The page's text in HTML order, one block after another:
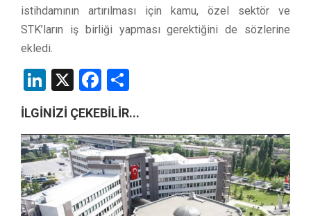
istihdamının artırılması için kamu, özel sektör ve
STK’ların iş birliği yapması gerektiğini de sözlerine
ekledi.
LinkedIn
X Facebook
İLGİNİZİ ÇEKEBİLİR...